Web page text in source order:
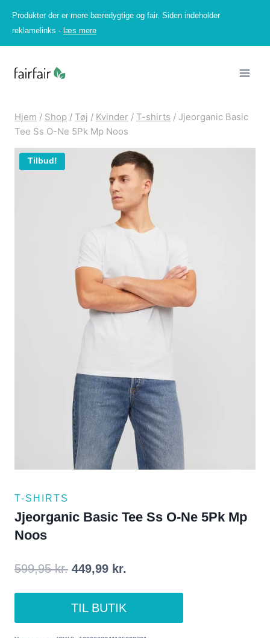
indhold
Produkter der er mere bæredygtige og fair. Siden indeholder
reklamelinks - læs mere
Hjem / Shop / Tøj / Kvinder / T-shirts / Jjeorganic Basic
Tee Ss O-Ne 5Pk Mp Noos
Tilbud!
T-SHIRTS
Jjeorganic Basic Tee Ss O-Ne 5Pk Mp
Noos
599,95kr. Den
oprindelige
pris
449,99 kr.
aktuelle
pris
TIL BUTIK